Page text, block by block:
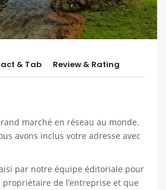
& Tab Review & Rating
marché en réseau au monde.
avons inclus votre adresse avec
par notre équipe éditoriale pour
propriétaire de l’entreprise et que